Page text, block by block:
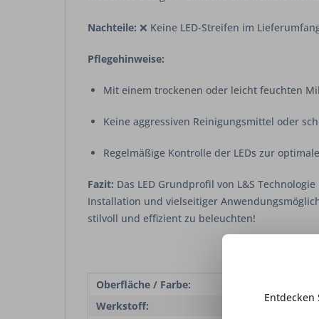
Nachteile: ❌ Keine LED-Streifen im
Pflegehinweise:
Mit einem trockenen oder leicht feuchten
Keine aggressiven Reinigungsmittel oder
Regelmäßige Kontrolle der LEDs zur
Fazit: Das LED Grundprofil von L&S
Installation und vielseitiger
stilvoll und effizient zu beleuchten!
Oberfläche / Farbe:
Werkstoff:
Entdecken